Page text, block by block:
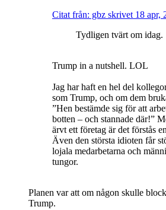
Citat från: gbz skrivet 18 apr,
Tydligen tvärt om idag.
Trump in a nutshell. LOL
Jag har haft en hel del
som Trump, och om dem
”Hen bestämde sig för att
botten – och stannade där!”
ärvt ett företag är det förstås
Även den största idioten får
lojala medarbetarna och
tungor.
Planen var att om någon skulle
Trump.